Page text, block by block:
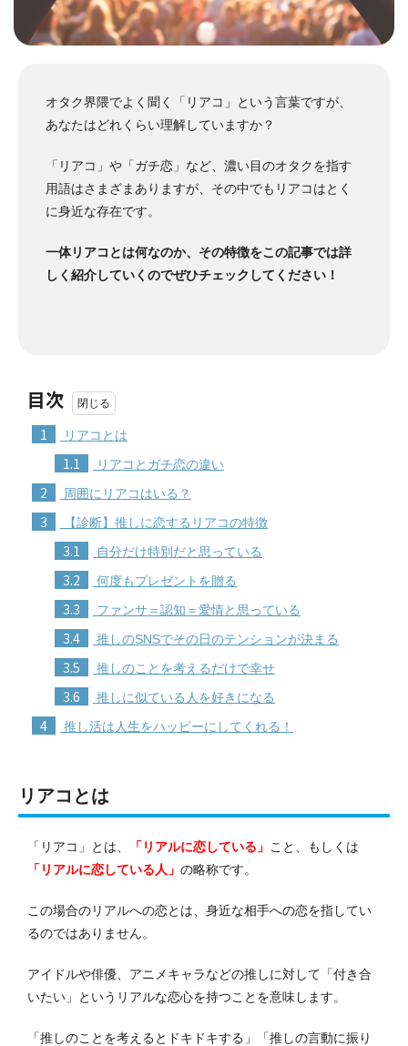
オタク界隈でよく聞く「リアコ」という言葉ですが、
あなたはどれくらい理解していますか？
「リアコ」や「ガチ恋」など、濃い目のオタクを指す
用語はさまざまありますが、その中でもリアコはとく
に身近な存在です。
一体リアコとは何なのか、その特徴をこの記事では詳
しく紹介していくのでぜひチェックしてください！
目次
1 リアコとは
1.1 リアコとガチ恋の違い
2 周囲にリアコはいる？
3 【診断】推しに恋するリアコの特徴
3.1 自分だけ特別だと思っている
3.2 何度もプレゼントを贈る
3.3 ファンサ＝認知＝愛情と思っている
3.4 推しのSNSでその日のテンションが決まる
3.5 推しのことを考えるだけで幸せ
3.6 推しに似ている人を好きになる
4 推し活は人生をハッピーにしてくれる！
リアコとは
「リアコ」とは、 「リアルに恋している」 こと、もしくは
「リアルに恋している人」 の略称です。
この場合のリアルへの恋とは、身近な相手への恋を指してい
るのではありません。
アイドルや俳優、アニメキャラなどの推しに対して「付き合
いたい」というリアルな恋心を持つことを意味します。
「推しのことを考えるとドキドキする」「推しの言動に振り